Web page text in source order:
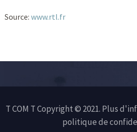
Source: www.rtl.fr
T COM T Copyright © 2021. Plus
politique de